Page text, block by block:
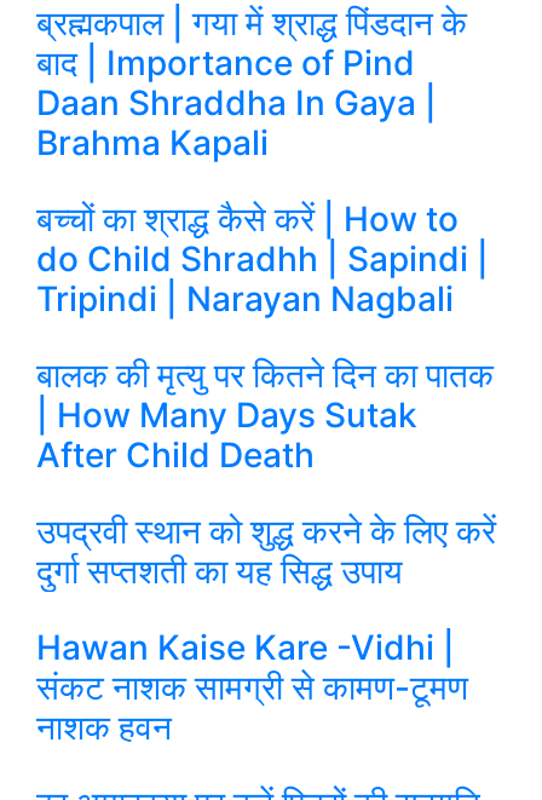
ब्रह्मकपाल | गया में श्राद्ध पिंडदान के
बाद | Importance of Pind
Daan Shraddha In Gaya |
Brahma Kapali
बच्चों का श्राद्ध कैसे करें | How to
do Child Shradhh | Sapindi |
Tripindi | Narayan Nagbali
बालक की मृत्यु पर कितने दिन का पातक
| How Many Days Sutak
After Child Death
उपद्रवी स्थान को शुद्ध करने के लिए करें
दुर्गा सप्तशती का यह सिद्ध उपाय
Hawan Kaise Kare -Vidhi |
संकट नाशक सामग्री से कामण-टूमण
नाशक हवन